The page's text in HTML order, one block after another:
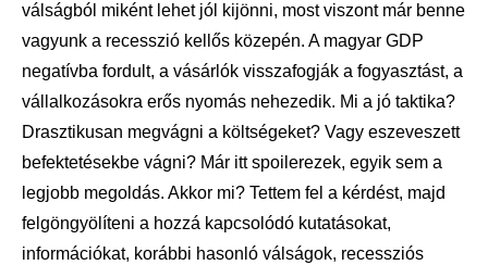
válságból miként lehet jól kijönni, most viszont már benne
vagyunk a recesszió kellős közepén. A magyar GDP
negatívba fordult, a vásárlók visszafogják a fogyasztást, a
vállalkozásokra erős nyomás nehezedik. Mi a jó taktika?
Drasztikusan megvágni a költségeket? Vagy eszeveszett
befektetésekbe vágni? Már itt spoilerezek, egyik sem a
legjobb megoldás. Akkor mi? Tettem fel a kérdést, majd
felgöngyölíteni a hozzá kapcsolódó kutatásokat,
információkat, korábbi hasonló válságok, recessziós